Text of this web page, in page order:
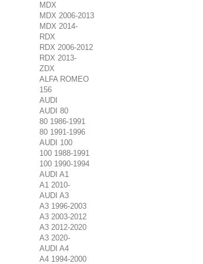
MDX
MDX 2006-2013
MDX 2014-
RDX
RDX 2006-2012
RDX 2013-
ZDX
ALFA ROMEO
156
AUDI
AUDI 80
80 1986-1991
80 1991-1996
AUDI 100
100 1988-1991
100 1990-1994
AUDI A1
A1 2010-
AUDI A3
A3 1996-2003
A3 2003-2012
A3 2012-2020
A3 2020-
AUDI A4
A4 1994-2000